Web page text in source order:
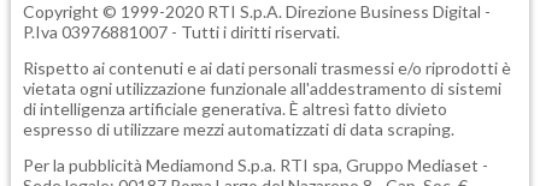
Copyright © 1999-2020 RTI S.p.A. Direzione Business Digital -
P.Iva 03976881007 - Tutti i diritti riservati.
Rispetto ai contenuti e ai dati personali trasmessi e/o riprodotti è
vietata ogni utilizzazione funzionale all'addestramento di sistemi
di intelligenza artificiale generativa. È altresì fatto divieto
espresso di utilizzare mezzi automatizzati di data scraping.
Per la pubblicità Mediamond S.p.a. RTI spa, Gruppo Mediaset -